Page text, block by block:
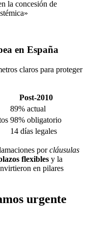
en España
claros para proteger
Post-2010
89% actual
98% obligatorio
14 días legales
porcláusulas
flexibles y la
en pilares
urgente